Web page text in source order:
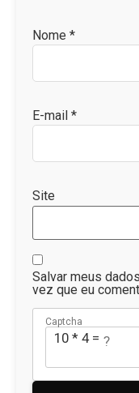
Nome *
E-mail *
Site
Salvar meus
vez que eu
Captcha
10 * 4 = ?